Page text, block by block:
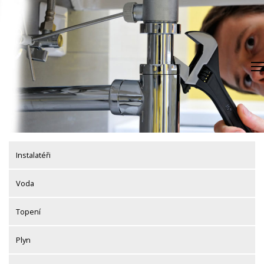
content
Instalatéři
Voda
Topení
Plyn